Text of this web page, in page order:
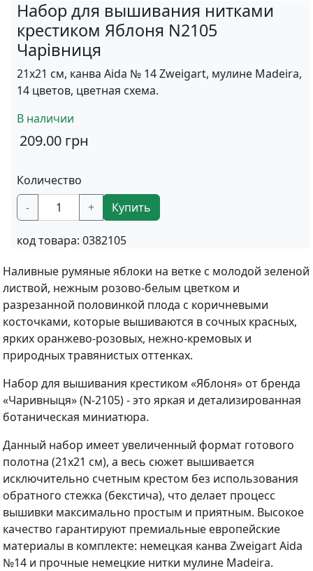
Набор для вышивания нитками
крестиком Яблоня N2105
Чарівниця
21х21 см, канва Aida № 14 Zweigart, мулине Madeira,
14 цветов, цветная схема.
В наличии
209.00 грн
Количество
-
+ Купить
код товара: 0382105
Наливные румяные яблоки на ветке с молодой зеленой
листвой, нежным розово-белым цветком и
разрезанной половинкой плода с коричневыми
косточками, которые вышиваются в сочных красных,
ярких оранжево-розовых, нежно-кремовых и
природных травянистых оттенках.
Набор для вышивания крестиком «Яблоня» от бренда
«Чаривныця» (N-2105) - это яркая и детализированная
ботаническая миниатюра.
Данный набор имеет увеличенный формат готового
полотна (21х21 см), а весь сюжет вышивается
исключительно счетным крестом без использования
обратного стежка (бекстича), что делает процесс
вышивки максимально простым и приятным. Высокое
качество гарантируют премиальные европейские
материалы в комплекте: немецкая канва Zweigart Aida
№14 и прочные немецкие нитки мулине Madeira.